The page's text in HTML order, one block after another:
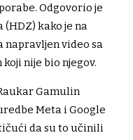
Odgovorio je
kako je na
video sa
nije bio njegov.
Gamulin
Meta i Google
da su to učinili